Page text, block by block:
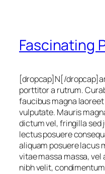
Fascinating
[dropcap]N[/
porttitor a rutrum.
faucibus magna
vulputate. Mauris
dictum vel, fringilla sed
lectus posuere
aliquam posuere lacus
vitae massa massa,
nibh velit,